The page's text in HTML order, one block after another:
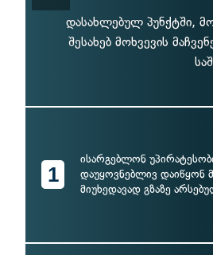
დასახლებულ პუნქტში,
შესახებ მოხვევის
1
ისარგებლონ
დაუყოვნებლივ დაიწყონ
მიუხედავად გზაზე